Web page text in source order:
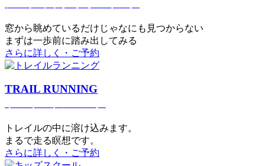
窓から眺めているだけじゃなにも見つからない
まずは一歩前に踏み出してみる
さらに詳しく・ご予約
TRAIL RUNNING
トレイルの中に溶け込みます。
まるで⾛る瞑想です。
さらに詳しく・ご予約